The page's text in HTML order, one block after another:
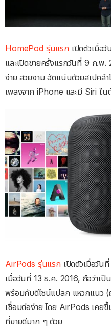
HomePod รุ่นแรกเปิดตัวเมื่อ
และเปิดขายครั้งแรกวันที่ 9 ก.พ.
ง่าย สวยงาม อัดแน่นด้วยสเปคล
เพลงจาก iPhone และมี Siri ใน
AirPods รุ่นแรกเปิดตัวเมื่อวัน
เมื่อวันที่ 13 ธ.ค. 2016, ถือว่าเ
พร้อมกับดีไซน์แปลก แหวกแนว
เชื่อมต่อง่าย โดย AirPods เค
ที่ขายดีมาก ๆ ด้วย